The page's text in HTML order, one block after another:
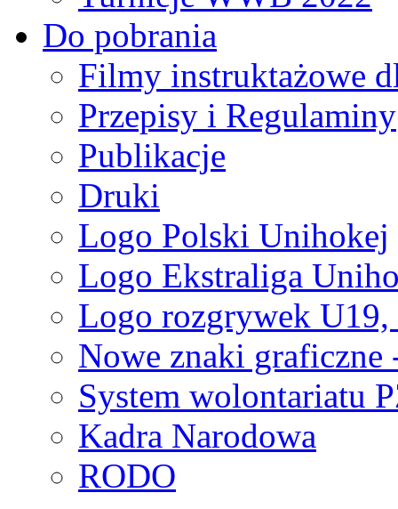
Do pobrania
Filmy instruktażowe
Przepisy i Regulaminy
Publikacje
Druki
Logo Polski Unihokej
Logo Ekstraliga
Logo rozgrywek
Nowe znaki graficzne
System wolontariatu
Kadra Narodowa
RODO